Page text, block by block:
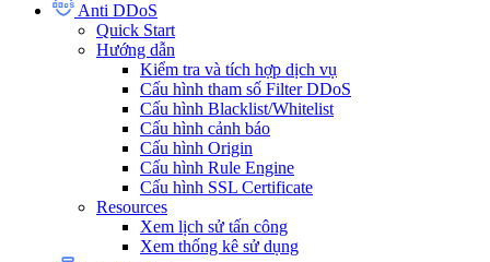
Anti DDoS
Quick Start
Hướng dẫn
Kiểm tra và tích hợp dịch vụ
Cấu hình tham số Filter DDoS
Cấu hình Blacklist/Whitelist
Cấu hình cảnh báo
Cấu hình Origin
Cấu hình Rule Engine
Cấu hình SSL Certificate
Resources
Xem lịch sử tấn công
Xem thống kê sử dụng